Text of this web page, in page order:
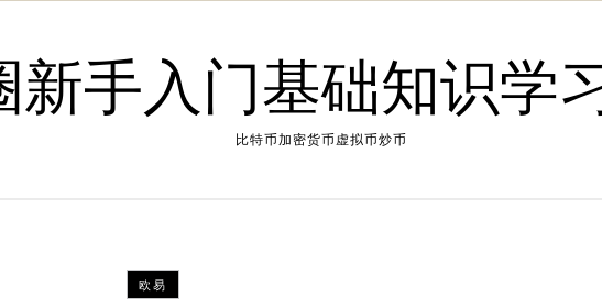
新手入门基础知识学
比特币加密货币虚拟币炒币
欧易